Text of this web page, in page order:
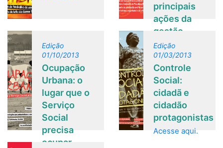
principais
ações da
gestão
2011-2014
do CRESS-
MG
Acesse aqui.
Edição
01/10/2013
Ocupação
Urbana: o
lugar que o
Serviço
Social
precisa
ocupar
Edição
01/03/2013
Controle
Social:
cidadã e
cidadão
protagonistas
Acesse aqui.